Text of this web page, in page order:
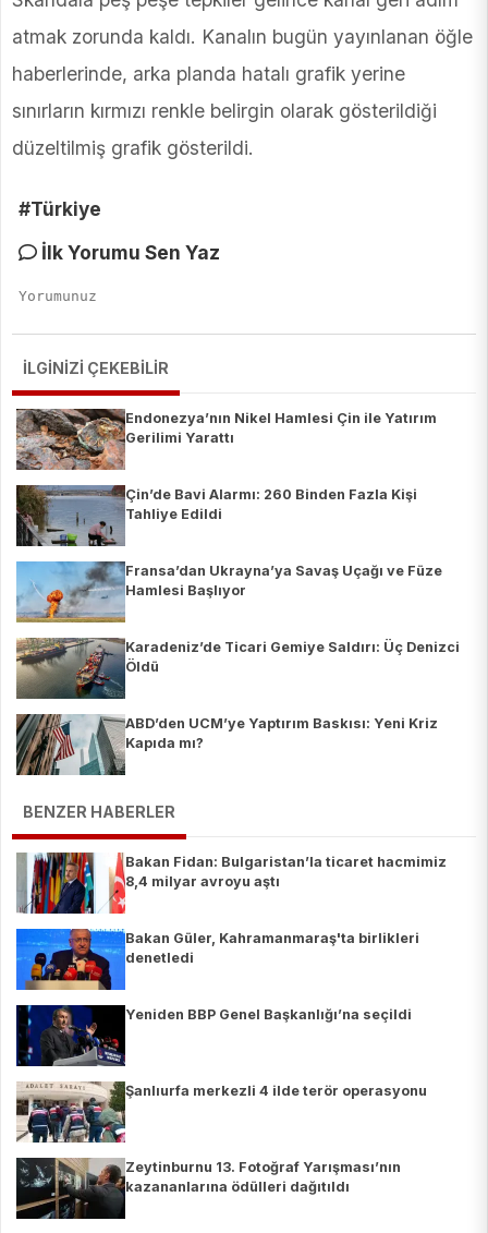
atmak zorunda kaldı. Kanalın bugün yayınlanan öğle
haberlerinde, arka planda hatalı grafik yerine
sınırların kırmızı renkle belirgin olarak gösterildiği
düzeltilmiş grafik gösterildi.
#Türkiye
İlk Yorumu Sen Yaz
İLGİNİZİ ÇEKEBİLİR
Endonezya’nın Nikel Hamlesi Çin ile Yatırım
Gerilimi Yarattı
Çin’de Bavi Alarmı: 260 Binden Fazla Kişi
Tahliye Edildi
Fransa’dan Ukrayna’ya Savaş Uçağı ve Füze
Hamlesi Başlıyor
Karadeniz’de Ticari Gemiye Saldırı: Üç Denizci
Öldü
ABD’den UCM’ye Yaptırım Baskısı: Yeni Kriz
Kapıda mı?
BENZER HABERLER
Bakan Fidan: Bulgaristan’la ticaret hacmimiz
8,4 milyar avroyu aştı
Bakan Güler, Kahramanmaraş'ta birlikleri
denetledi
Yeniden BBP Genel Başkanlığı’na seçildi
Şanlıurfa merkezli 4 ilde terör operasyonu
Zeytinburnu 13. Fotoğraf Yarışması’nın
kazananlarına ödülleri dağıtıldı